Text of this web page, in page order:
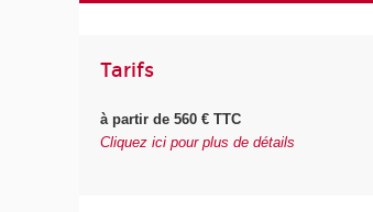
Tarifs
à partir de 560 € TTC
Cliquez ici pour plus de détails